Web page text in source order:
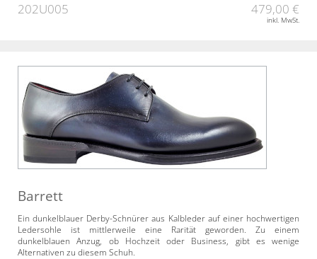
202U005 479,00 €
inkl. MwSt.
Barrett
Ein dunkelblauer Derby-Schnürer aus Kalbleder auf einer hochwertigen
Ledersohle ist mittlerweile eine Rarität geworden. Zu einem
dunkelblauen Anzug, ob Hochzeit oder Business, gibt es wenige
Alternativen zu diesem Schuh.